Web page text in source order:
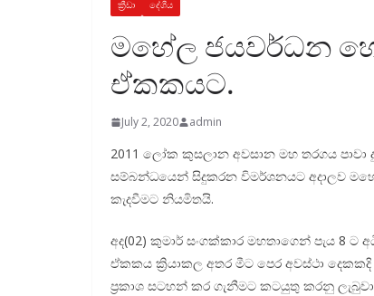
ක්‍රීඩා දේශීය
මහේල ජයවර්ධන
ඒකකයට.
July 2, 2020 admin
2011 ලෝක කුසලාන අවසාන මහ තරගය පාවා
සම්බන්ධයෙන් සිදුකරන විමර්ශනයට අදාලව
කැදවීමට නියමිතයි.
අද(02) කුමාර් සංගක්කාර මහතාගෙන් පැය 8
ඒකකය ක්‍රියාකල අතර මීට පෙර අවස්ථා
ප්‍රකාශ සටහන් කර ගැනීමට කටයුතු කරනු